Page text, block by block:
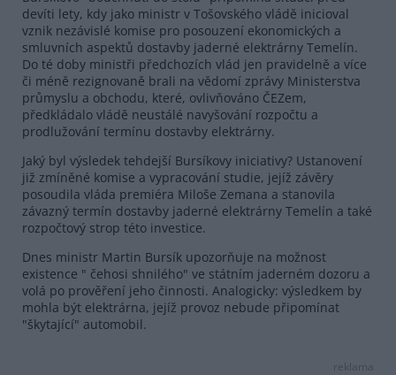
devíti lety, kdy jako ministr v Tošovského vládě inicioval
vznik nezávislé komise pro posouzení ekonomických a
smluvních aspektů dostavby jaderné elektrárny Temelín.
Do té doby ministři předchozích vlád jen pravidelně a více
či méně rezignovaně brali na vědomí zprávy Ministerstva
průmyslu a obchodu, které, ovlivňováno ČEZem,
předkládalo vládě neustálé navyšování rozpočtu a
prodlužování termínu dostavby elektrárny.
Jaký byl výsledek tehdejší Bursíkovy iniciativy? Ustanovení
již zmíněné komise a vypracování studie, jejíž závěry
posoudila vláda premiéra Miloše Zemana a stanovila
závazný termín dostavby jaderné elektrárny Temelín a také
rozpočtový strop této investice.
Dnes ministr Martin Bursík upozorňuje na možnost
existence " čehosi shnilého" ve státním jaderném dozoru a
volá po prověření jeho činnosti. Analogicky: výsledkem by
mohla být elektrárna, jejíž provoz nebude připomínat
"škytající" automobil.
reklama